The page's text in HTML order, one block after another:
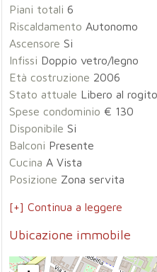
Piani totali 6
Riscaldamento Autonomo
Ascensore Si
Infissi Doppio vetro/legno
Età costruzione 2006
Stato attuale Libero al rogito
Spese condominio € 130
Disponibile Si
Balconi Presente
Cucina A Vista
Posizione Zona servita
[+] Continua a leggere
Ubicazione immobile